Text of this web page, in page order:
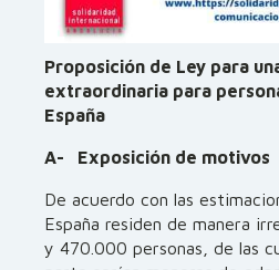
Proposición de Ley para
extraordinaria para
España
A- Exposición de motivos
De acuerdo con las
España residen de manera
y 470.000 personas, de las